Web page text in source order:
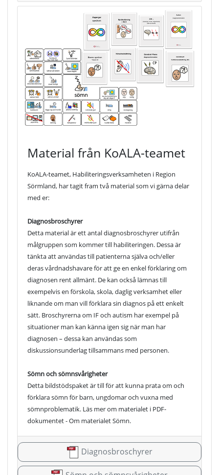
Material från KoALA-teamet
KoALA-teamet, Habiliteringsverksamheten i Region
Sörmland, har tagit fram två material som vi gärna delar
med er:
Diagnosbroschyrer
Detta material är ett antal diagnosbroschyrer utifrån
målgruppen som kommer till habiliteringen. Dessa är
tänkta att användas till patienterna själva och/eller
deras vårdnadshavare för att ge en enkel förklaring om
diagnosen rent allmänt. De kan också lämnas till
exempelvis en förskola, skola, daglig verksamhet eller
liknande om man vill förklara sin diagnos på ett enkelt
sätt. Broschyrerna om IF och autism har exempel på
situationer man kan känna igen sig när man har
diagnosen – dessa kan användas som
diskussionsunderlag tillsammans med personen.
Sömn och sömnsvårigheter
Detta bildstödspaket är till för att kunna prata om och
förklara sömn för barn, ungdomar och vuxna med
sömnproblematik. Läs mer om materialet i PDF-
dokumentet - Om materialet Sömn.
Diagnosbroschyrer